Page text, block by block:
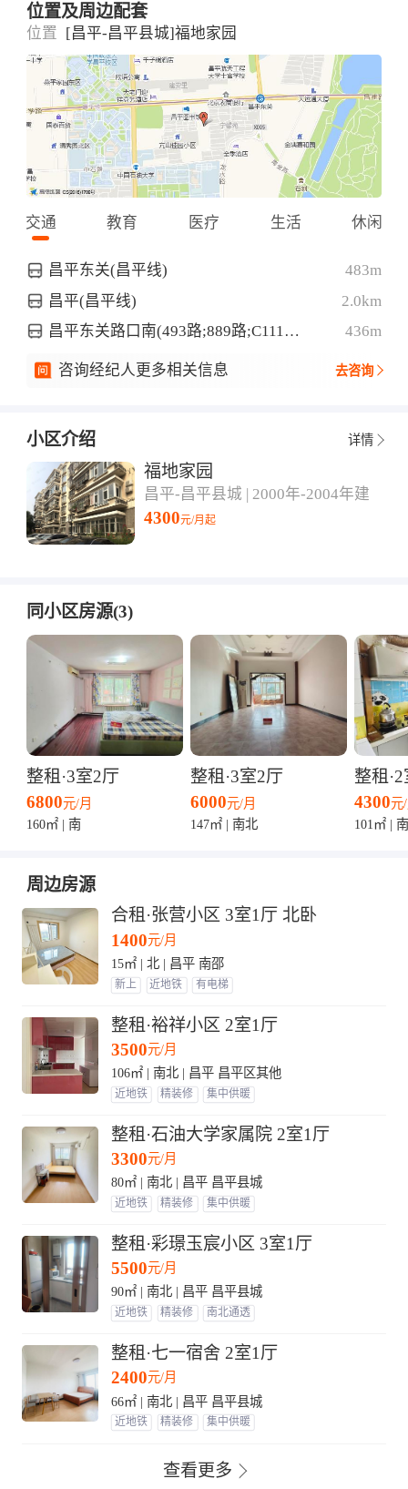
位置及周边配套
位置 [昌平-昌平县城]福地家园
交通 教育 医疗 生活 休闲
昌平东关(昌平线)
483m
昌平(昌平线)
2.0km
昌平东关路口南(493路;889路;C111路;专105路;快速直达专线12路;昌1路;昌2路;昌3路;昌70路摆渡车)
436m
咨询经纪人更多相关信息 去咨询
小区介绍 详情
福地家园
昌平-昌平县城 | 2000年-2004年建
4300元/月起
同小区房源(3)
整租·3室2厅
6800元/月
160㎡ | 南
整租·3室2厅
6000元/月
147㎡ | 南北
整租
4300元
101㎡ |
周边房源
合租·张营小区 3室1厅 北卧
1400元/月
15㎡ | 北 | 昌平 南邵
新上 近地铁 有电梯
整租·裕祥小区 2室1厅
3500元/月
106㎡ | 南北 | 昌平 昌平区其他
近地铁 精装修 集中供暖
整租·石油大学家属院 2室1厅
3300元/月
80㎡ | 南北 | 昌平 昌平县城
近地铁 精装修 集中供暖
整租·彩璟玉宸小区 3室1厅
5500元/月
90㎡ | 南北 | 昌平 昌平县城
近地铁 精装修 南北通透
整租·七一宿舍 2室1厅
2400元/月
66㎡ | 南北 | 昌平 昌平县城
近地铁 精装修 集中供暖
查看更多